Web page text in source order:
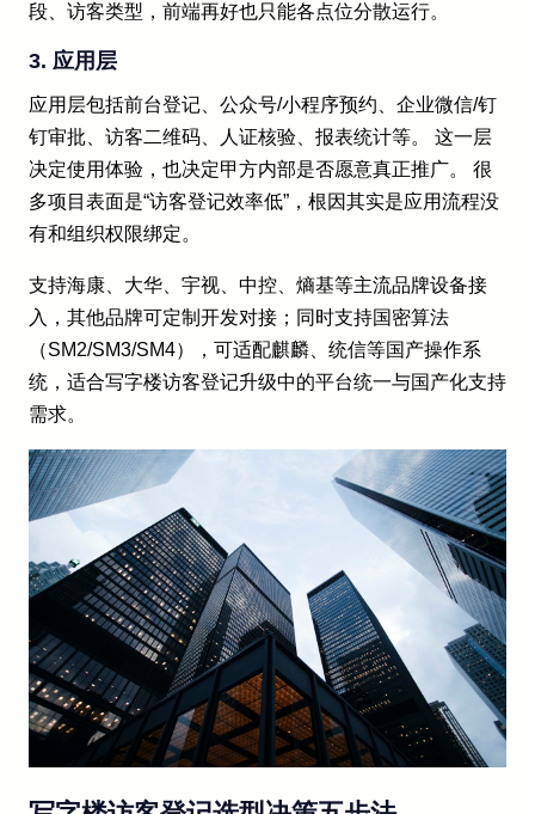
段、访客类型，前端再好也只能各点位分散运行。
3. 应用层
应用层包括前台登记、公众号/小程序预约、企业微信/钉
钉审批、访客二维码、人证核验、报表统计等。 这一层
决定使用体验，也决定甲方内部是否愿意真正推广。 很
多项目表面是“访客登记效率低”，根因其实是应用流程没
有和组织权限绑定。
支持海康、大华、宇视、中控、熵基等主流品牌设备接
入，其他品牌可定制开发对接；同时支持国密算法
（SM2/SM3/SM4），可适配麒麟、统信等国产操作系
统，适合写字楼访客登记升级中的平台统一与国产化支持
需求。